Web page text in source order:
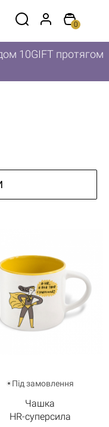
0
10GIFT протягом
Під замовлення
Чашка
HR-суперсила